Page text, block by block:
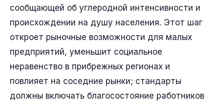
сообщающей об углеродной интенсивности и
происхождении на душу населения. Этот шаг
откроет рыночные возможности для малых
предприятий, уменьшит социальное
неравенство в прибрежных регионах и
повлияет на соседние рынки; стандарты
должны включать благосостояние работников